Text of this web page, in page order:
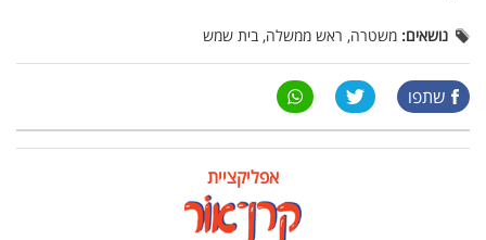
נושאים: משטרה, ראש ממשלה, בית שמש
שתפו
אפליקציית